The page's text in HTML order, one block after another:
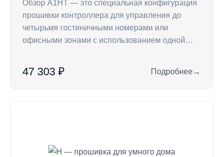
Обзор A1HT — это специальная конфигурация
прошивки контроллера для управления до
четырьмя гостиничными номерами или
офисными зонами с использованием одной…
47 303 ₽ Подробнее
: A1HT —
→